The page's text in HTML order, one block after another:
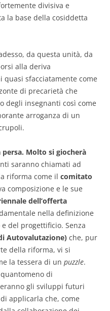
divisiva e
la base della cosiddetta
da questa unità, da
alla deriva
sfacciatamente come
di precarietà che
degli insegnanti così come
arroganza di un
Molto si giocherà
saranno chiamati ad
riforma come il comitato
composizione e le sue
dell’offerta
nella definizione
del progettificio. Senza
Autovalutazione) che, pur
della riforma, vi si
la tessera di un puzzle.
di
gli sviluppi futuri
applicarla che, come